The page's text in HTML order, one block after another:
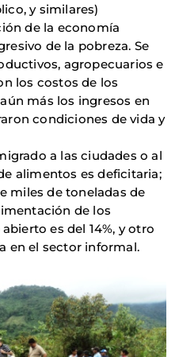
y similares)
de la economía
de la pobreza. Se
agropecuarios e
los costos de los
más los ingresos en
condiciones de vida y
a las ciudades o al
alimentos es deficitaria;
miles de toneladas de
de los
es del 14%, y otro
en el sector informal.